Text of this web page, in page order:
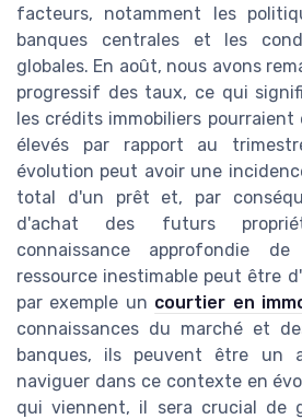
facteurs, notamment les
banques centrales et les
globales. En août, nous avons
progressif des taux, ce qui
les crédits immobiliers
élevés par rapport au
évolution peut avoir une
total d'un prêt et, par
d'achat des futurs
connaissance approfondie
ressource inestimable peut être
par exemple un courtier en
connaissances du marché et
banques, ils peuvent être un
naviguer dans ce contexte en
qui viennent, il sera crucial de